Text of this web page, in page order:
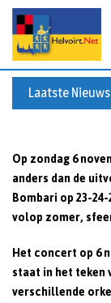
p
Laatste Nieuws
Op zondag 6
anders dan de
Bombari op 23-
volop zomer,
Het concert op6
staat in het teken
verschillende